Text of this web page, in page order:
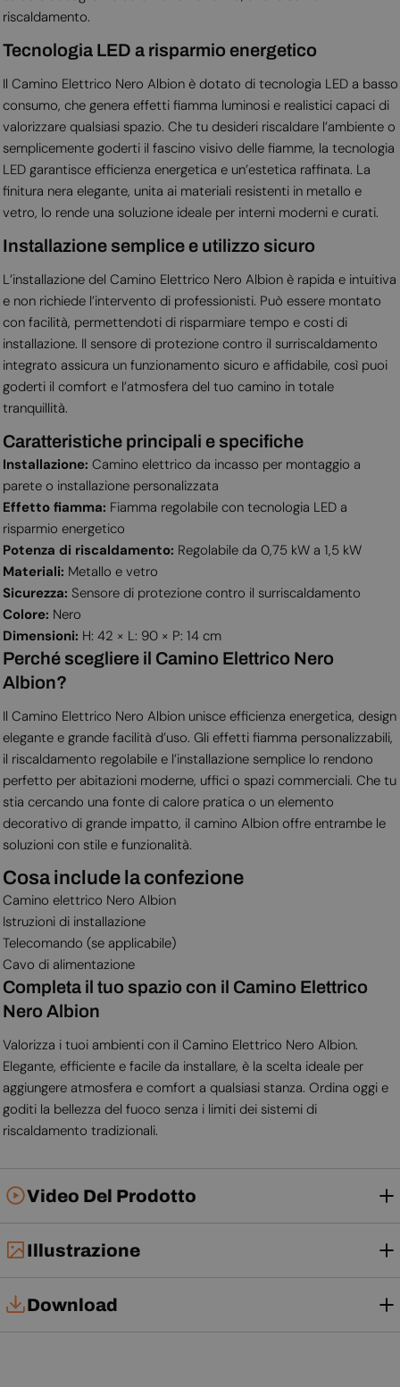
riscaldamento.
Tecnologia LED a risparmio energetico
Il Camino Elettrico Nero Albion è dotato di tecnologia LED a basso
consumo, che genera effetti fiamma luminosi e realistici capaci di
valorizzare qualsiasi spazio. Che tu desideri riscaldare l’ambiente o
semplicemente goderti il fascino visivo delle fiamme, la tecnologia
LED garantisce efficienza energetica e un’estetica raffinata. La
finitura nera elegante, unita ai materiali resistenti in metallo e
vetro, lo rende una soluzione ideale per interni moderni e curati.
Installazione semplice e utilizzo sicuro
L’installazione del Camino Elettrico Nero Albion è rapida e intuitiva
e non richiede l’intervento di professionisti. Può essere montato
con facilità, permettendoti di risparmiare tempo e costi di
installazione. Il sensore di protezione contro il surriscaldamento
integrato assicura un funzionamento sicuro e affidabile, così puoi
goderti il comfort e l’atmosfera del tuo camino in totale
tranquillità.
Caratteristiche principali e specifiche
Installazione: Camino elettrico da incasso per montaggio a
parete o installazione personalizzata
Effetto fiamma: Fiamma regolabile con tecnologia LED a
risparmio energetico
Potenza di riscaldamento: Regolabile da 0,75 kW a 1,5 kW
Materiali: Metallo e vetro
Sicurezza: Sensore di protezione contro il surriscaldamento
Colore: Nero
Dimensioni: H: 42 × L: 90 × P: 14 cm
Perché scegliere il Camino Elettrico Nero
Albion?
Il Camino Elettrico Nero Albion unisce efficienza energetica, design
elegante e grande facilità d’uso. Gli effetti fiamma personalizzabili,
il riscaldamento regolabile e l’installazione semplice lo rendono
perfetto per abitazioni moderne, uffici o spazi commerciali. Che tu
stia cercando una fonte di calore pratica o un elemento
decorativo di grande impatto, il camino Albion offre entrambe le
soluzioni con stile e funzionalità.
Cosa include la confezione
Camino elettrico Nero Albion
Istruzioni di installazione
Telecomando (se applicabile)
Cavo di alimentazione
Completa il tuo spazio con il Camino Elettrico
Nero Albion
Valorizza i tuoi ambienti con il Camino Elettrico Nero Albion.
Elegante, efficiente e facile da installare, è la scelta ideale per
aggiungere atmosfera e comfort a qualsiasi stanza. Ordina oggi e
goditi la bellezza del fuoco senza i limiti dei sistemi di
riscaldamento tradizionali.
Video Del Prodotto
Illustrazione
Download